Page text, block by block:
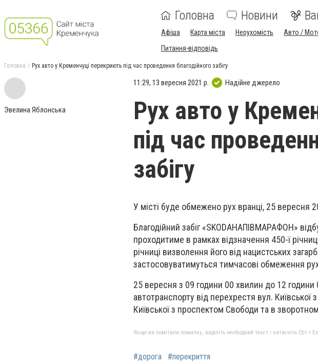
Головна Новини
Афіша Карта міста Нерухомість Авто /
Питання-відповідь
Головна Рух авто у Кременчуці перекриють під час проведення благодійного забігу
Эвелина Яблонська
11:29, 13 вересня 2021 р. Надійне джерело
Рух авто у
під час
забігу
У місті буде обмежено рух вранці, 25 вересня
Благодійний забіг «SKODAНАПІВМАРАФОН»
проходитиме в рамках відзначення 450-ї
річниці визволення його від нацистських
застосовуватимуться тимчасові обмеження
25 вересня з 09 години 00 хвилин до 12
автотранспорту від перехрестя вул.
Київської з проспектом Свободи та в
Якщо ви помітили помилку, виділіть необхідний текст і натисніть Ctrl +
#дорога #перекриття